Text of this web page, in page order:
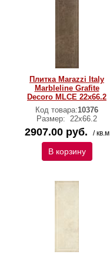
Плитка Marazzi Italy
Marbleline Grafite
Decoro MLCE 22х66.2
Код товара:10376
Размер: 22х66.2
2907.00 руб. / кв.м
В корзину